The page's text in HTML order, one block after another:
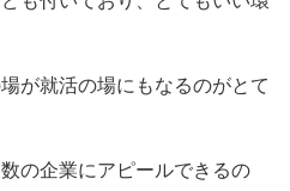
が就活の場にもなるのがとて
の企業にアピールできるの